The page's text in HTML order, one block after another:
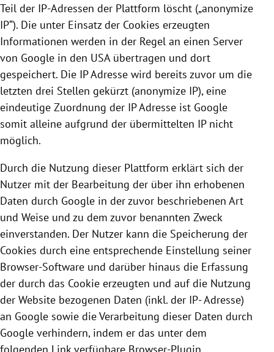
Teil der IP-Adressen der Plattform löscht („anonymize
IP“). Die unter Einsatz der Cookies erzeugten
Informationen werden in der Regel an einen Server
von Google in den USA übertragen und dort
gespeichert. Die IP Adresse wird bereits zuvor um die
letzten drei Stellen gekürzt (anonymize IP), eine
eindeutige Zuordnung der IP Adresse ist Google
somit alleine aufgrund der übermittelten IP nicht
möglich.
Durch die Nutzung dieser Plattform erklärt sich der
Nutzer mit der Bearbeitung der über ihn erhobenen
Daten durch Google in der zuvor beschriebenen Art
und Weise und zu dem zuvor benannten Zweck
einverstanden. Der Nutzer kann die Speicherung der
Cookies durch eine entsprechende Einstellung seiner
Browser-Software und darüber hinaus die Erfassung
der durch das Cookie erzeugten und auf die Nutzung
der Website bezogenen Daten (inkl. der IP- Adresse)
an Google sowie die Verarbeitung dieser Daten durch
Google verhindern, indem er das unter dem
folgenden Link verfügbare Browser-Plugin